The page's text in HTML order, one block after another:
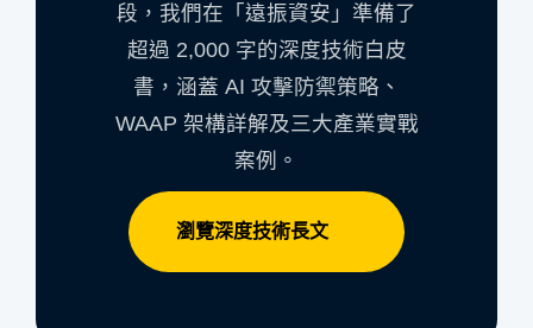
段，我們在「遠振資安」準備了
超過 2,000 字的深度技術白皮
書，涵蓋 AI 攻擊防禦策略、
WAAP 架構詳解及三大產業實戰
案例。
瀏覽深度技術長文